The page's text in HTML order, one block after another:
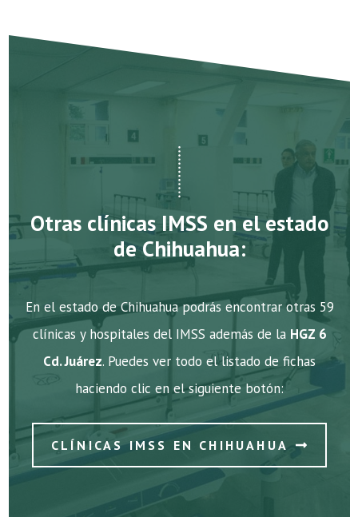
Otras clínicas IMSS en el estado
de Chihuahua:
En el estado de Chihuahua podrás encontrar otras 59
clínicas y hospitales del IMSS además de la HGZ 6
Cd. Juárez. Puedes ver todo el listado de fichas
haciendo clic en el siguiente botón:
CLÍNICAS IMSS EN CHIHUAHUA